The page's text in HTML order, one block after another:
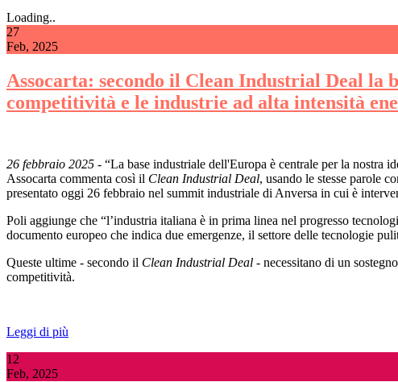
Loading..
27
Feb, 2025
Assocarta: secondo il Clean Industrial Deal la
competitività e le industrie ad alta intensità
26 febbraio 2025 - “La base industriale dell'Europa è centrale per la nostra
Assocarta commenta così il Clean Industrial Deal, usando le stesse parole
presentato oggi 26 febbraio nel summit industriale di Anversa in cui è
Poli aggiunge che “l’industria italiana è in prima linea nel progresso
documento europeo che indica due emergenze, il settore delle tecnologie
Queste ultime - secondo il Clean Industrial Deal - necessitano di un
competitività.
Leggi di più
12
Feb, 2025